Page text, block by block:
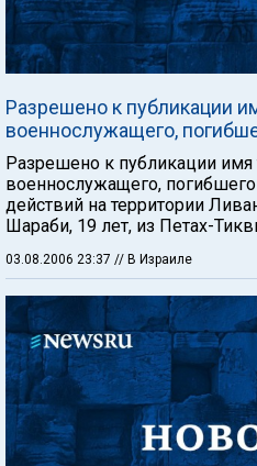
Разрешено к публикации
военнослужащего,
Разрешено к публикации имя
военнослужащего,
действий на территории
Шараби, 19 лет, из Петах-
03.08.2006 23:37 // В Израиле